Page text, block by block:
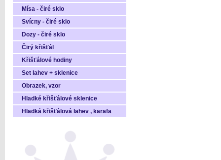
Mísa - čiré sklo
Svícny - čiré sklo
Dozy - čiré sklo
Čirý křišťál
Křišťálové hodiny
Set lahev + sklenice
Obrazek, vzor
Hladké křišťálové sklenice
Hladká křišťálová lahev , karafa